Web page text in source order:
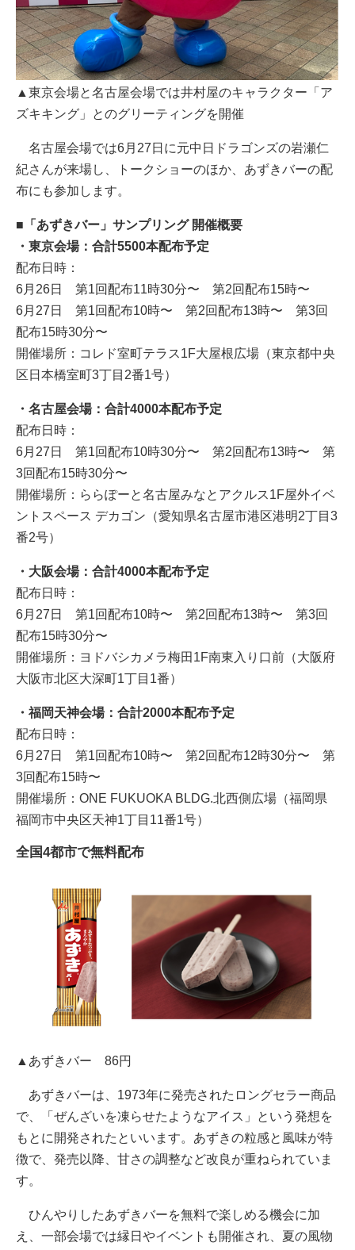
▲東京会場と名古屋会場では井村屋のキャラクター「ア
ズキキング」とのグリーティングを開催
名古屋会場では6月27日に元中日ドラゴンズの岩瀬仁
紀さんが来場し、トークショーのほか、あずきバーの配
布にも参加します。
■「あずきバー」サンプリング 開催概要
・東京会場：合計5500本配布予定
配布日時：
6月26日 第1回配布11時30分〜 第2回配布15時〜
6月27日 第1回配布10時〜 第2回配布13時〜 第3回
配布15時30分〜
開催場所：コレド室町テラス1F大屋根広場（東京都中央
区日本橋室町3丁目2番1号）
・名古屋会場：合計4000本配布予定
配布日時：
6月27日 第1回配布10時30分〜 第2回配布13時〜 第
3回配布15時30分〜
開催場所：ららぽーと名古屋みなとアクルス1F屋外イベ
ントスペース デカゴン（愛知県名古屋市港区港明2丁目3
番2号）
・大阪会場：合計4000本配布予定
配布日時：
6月27日 第1回配布10時〜 第2回配布13時〜 第3回
配布15時30分〜
開催場所：ヨドバシカメラ梅田1F南東入り口前（大阪府
大阪市北区大深町1丁目1番）
・福岡天神会場：合計2000本配布予定
配布日時：
6月27日 第1回配布10時〜 第2回配布12時30分〜 第
3回配布15時〜
開催場所：ONE FUKUOKA BLDG.北西側広場（福岡県
福岡市中央区天神1丁目11番1号）
全国4都市で無料配布
▲あずきバー 86円
あずきバーは、1973年に発売されたロングセラー商品
で、「ぜんざいを凍らせたようなアイス」という発想を
もとに開発されたといいます。あずきの粒感と風味が特
徴で、発売以降、甘さの調整など改良が重ねられていま
す。
ひんやりしたあずきバーを無料で楽しめる機会に加
え、一部会場では縁日やイベントも開催され、夏の風物